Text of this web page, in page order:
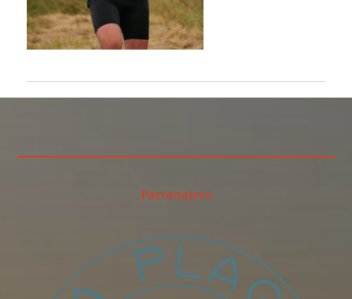
Partenaires